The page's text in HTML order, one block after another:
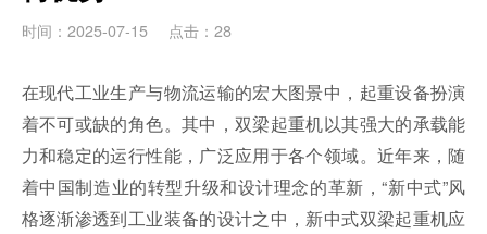
时间：2025-07-15 点击：28
在现代工业生产与物流运输的宏大图景中，起重设备扮演
着不可或缺的角色。其中，双梁起重机以其强大的承载能
力和稳定的运行性能，广泛应用于各个领域。近年来，随
着中国制造业的转型升级和设计理念的革新，“新中式”风
格逐渐渗透到工业装备的设计之中，新中式双梁起重机应